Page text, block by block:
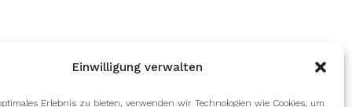
Einwilligung verwalten
Erlebnis zu bieten, verwenden wir Technologien wie Cookies, um